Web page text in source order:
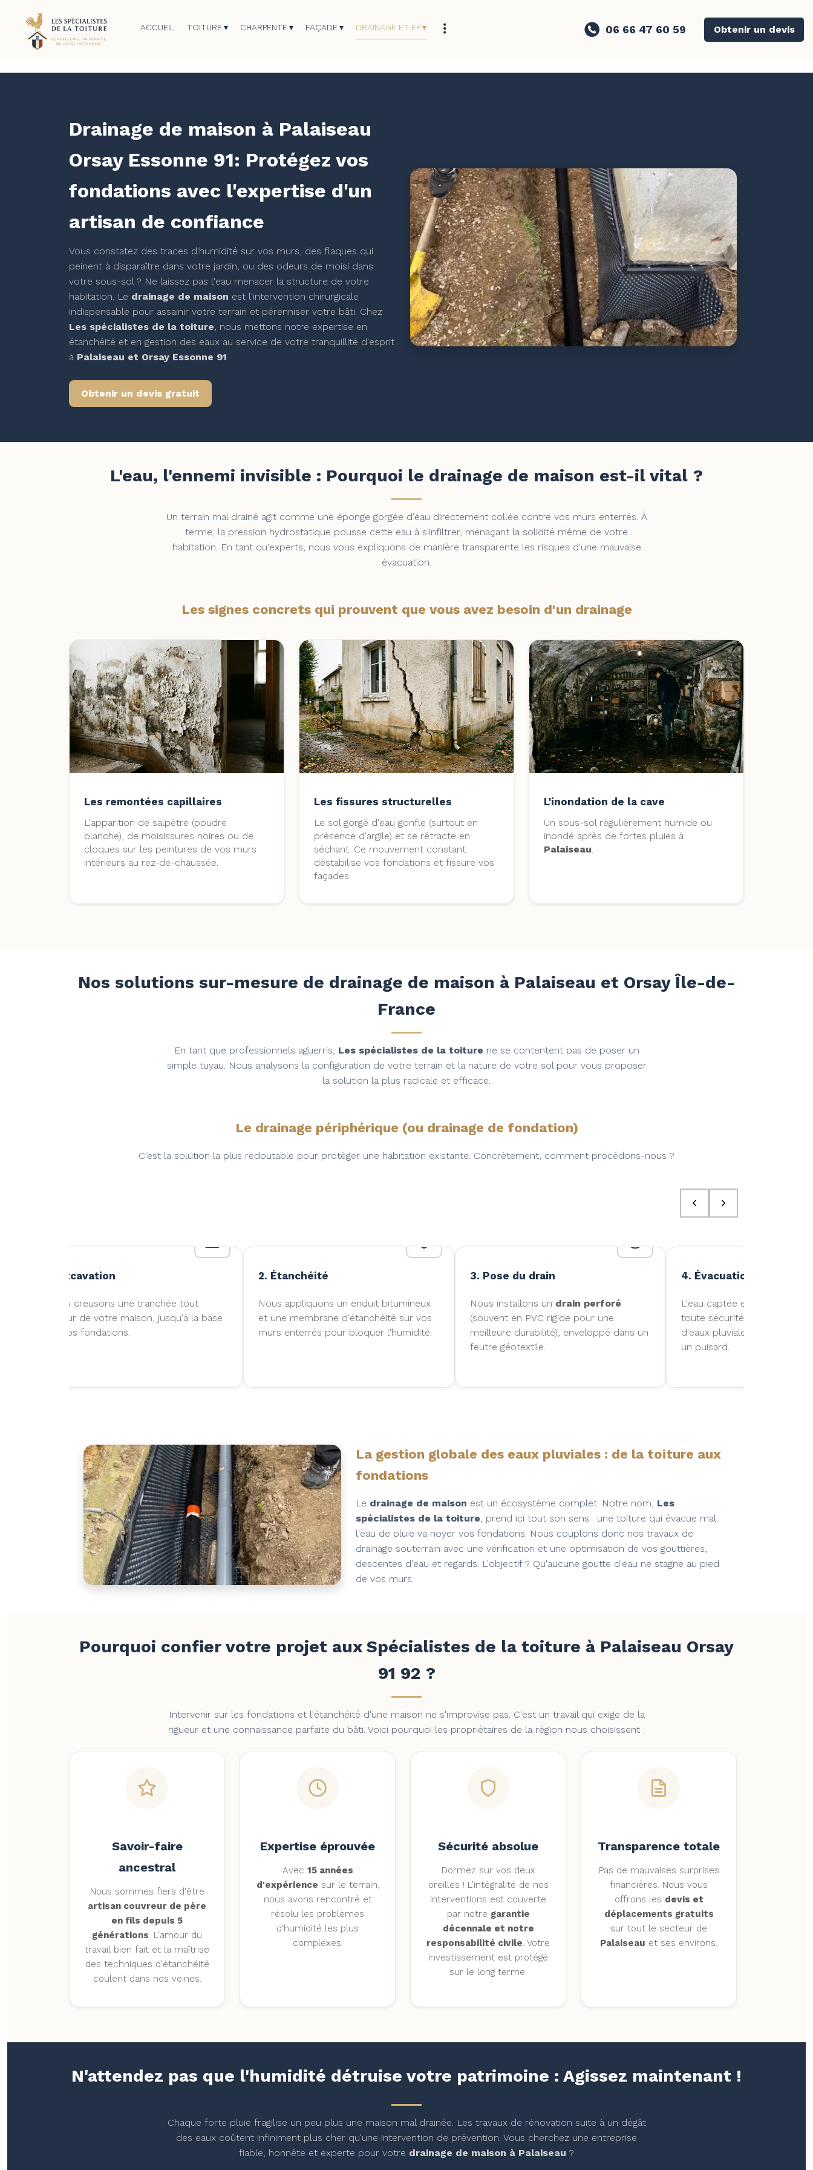
Obtenir un devis
06 66 47 60 59
ACCUEIL TOITURE CHARPENTE FAÇADE DRAINAGE ET EP
Drainage de maison à Palaiseau
Orsay Essonne 91: Protégez vos
fondations avec l'expertise d'un
artisan de confiance
Vous constatez des traces d'humidité sur vos murs, des flaques qui
peinent à disparaître dans votre jardin, ou des odeurs de moisi dans
votre sous-sol ? Ne laissez pas l'eau menacer la structure de votre
habitation. Le drainage de maison est l'intervention chirurgicale
indispensable pour assainir votre terrain et pérenniser votre bâti. Chez
Les spécialistes de la toiture, nous mettons notre expertise en
étanchéité et en gestion des eaux au service de votre tranquillité d'esprit
à Palaiseau et Orsay Essonne 91
Obtenir un devis gratuit
L'eau, l'ennemi invisible : Pourquoi le drainage de maison est-il vital ?
Un terrain mal drainé agit comme une éponge gorgée d'eau directement collée contre vos murs enterrés. À
terme, la pression hydrostatique pousse cette eau à s'infiltrer, menaçant la solidité même de votre
habitation. En tant qu'experts, nous vous expliquons de manière transparente les risques d'une mauvaise
évacuation.
Les signes concrets qui prouvent que vous avez besoin d'un drainage
Les remontées capillaires
L'apparition de salpêtre (poudre
blanche), de moisissures noires ou de
cloques sur les peintures de vos murs
intérieurs au rez-de-chaussée.
Les fissures structurelles
Le sol gorgé d'eau gonfle (surtout en
présence d'argile) et se rétracte en
séchant. Ce mouvement constant
déstabilise vos fondations et fissure vos
façades.
L'inondation de la cave
Un sous-sol régulièrement humide ou
inondé après de fortes pluies à
Palaiseau.
Nos solutions sur-mesure de drainage de maison à Palaiseau et Orsay Île-de-
France
En tant que professionnels aguerris, Les spécialistes de la toiture ne se contentent pas de poser un
simple tuyau. Nous analysons la configuration de votre terrain et la nature de votre sol pour vous proposer
la solution la plus radicale et efficace.
Le drainage périphérique (ou drainage de fondation)
C'est la solution la plus redoutable pour protéger une habitation existante. Concrètement, comment procédons-nous ?
1. Excavation
Nous creusons une tranchée tout
autour de votre maison, jusqu'à la base
de vos fondations.
2. Étanchéité
Nous appliquons un enduit bitumineux
et une membrane d'étanchéité sur vos
murs enterrés pour bloquer l'humidité.
3. Pose du drain
Nous installons un drain perforé
(souvent en PVC rigide pour une
meilleure durabilité), enveloppé dans un
feutre géotextile.
4. Évacuation
L'eau captée est ensuite
toute sécurité vers le réseau
d'eaux pluviales de
un puisard.
La gestion globale des eaux pluviales : de la toiture aux
fondations
Le drainage de maison est un écosystème complet. Notre nom, Les
spécialistes de la toiture, prend ici tout son sens : une toiture qui évacue mal
l'eau de pluie va noyer vos fondations. Nous couplons donc nos travaux de
drainage souterrain avec une vérification et une optimisation de vos gouttières,
descentes d'eau et regards. L'objectif ? Qu'aucune goutte d'eau ne stagne au pied
de vos murs.
Pourquoi confier votre projet aux Spécialistes de la toiture à Palaiseau Orsay
91 92 ?
Intervenir sur les fondations et l'étanchéité d'une maison ne s'improvise pas. C'est un travail qui exige de la
rigueur et une connaissance parfaite du bâti. Voici pourquoi les propriétaires de la région nous choisissent :
Savoir-faire
ancestral
Nous sommes fiers d'être
artisan couvreur de père
en fils depuis 5
générations. L'amour du
travail bien fait et la maîtrise
des techniques d'étanchéité
coulent dans nos veines.
Expertise éprouvée
Avec 15 années
d'expérience sur le terrain,
nous avons rencontré et
résolu les problèmes
d'humidité les plus
complexes.
Sécurité absolue
Dormez sur vos deux
oreilles ! L'intégralité de nos
interventions est couverte
par notre garantie
décennale et notre
responsabilité civile. Votre
investissement est protégé
sur le long terme.
Transparence totale
Pas de mauvaises surprises
financières. Nous vous
offrons les devis et
déplacements gratuits
sur tout le secteur de
Palaiseau et ses environs.
N'attendez pas que l'humidité détruise votre patrimoine : Agissez maintenant !
Chaque forte pluie fragilise un peu plus une maison mal drainée. Les travaux de rénovation suite à un dégât
des eaux coûtent infiniment plus cher qu'une intervention de prévention. Vous cherchez une entreprise
fiable, honnête et experte pour votre drainage de maison à Palaiseau ?